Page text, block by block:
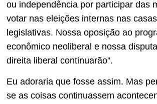
ou independência por participar das
votar nas eleições internas nas casas
legislativas. Nossa oposição ao
econômico neoliberal e nossa
direita liberal continuarão”.
Eu adoraria que fosse assim. Mas
se as coisas continuassem